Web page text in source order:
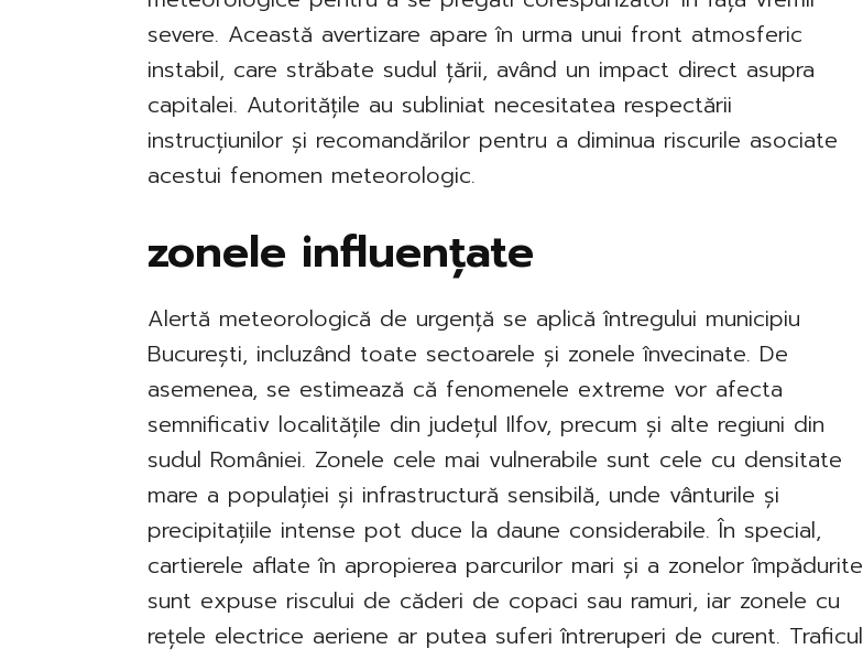
severe. Această avertizare apare în urma unui front atmosferic
instabil, care străbate sudul țării, având un impact direct asupra
capitalei. Autoritățile au subliniat necesitatea respectării
instrucțiunilor și recomandărilor pentru a diminua riscurile asociate
acestui fenomen meteorologic.
zonele influențate
Alertă meteorologică de urgență se aplică întregului municipiu
București, incluzând toate sectoarele și zonele învecinate. De
asemenea, se estimează că fenomenele extreme vor afecta
semnificativ localitățile din județul Ilfov, precum și alte regiuni din
sudul României. Zonele cele mai vulnerabile sunt cele cu densitate
mare a populației și infrastructură sensibilă, unde vânturile și
precipitațiile intense pot duce la daune considerabile. În special,
cartierele aflate în apropierea parcurilor mari și a zonelor împădurite
sunt expuse riscului de căderi de copaci sau ramuri, iar zonele cu
rețele electrice aeriene ar putea suferi întreruperi de curent. Traficul